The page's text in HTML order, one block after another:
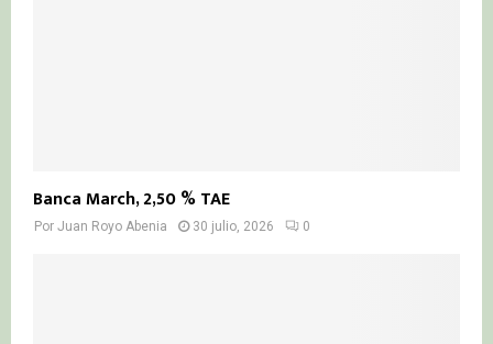
Banca March, 2,50 % TAE
Por Juan Royo Abenia 30 julio, 2026 0